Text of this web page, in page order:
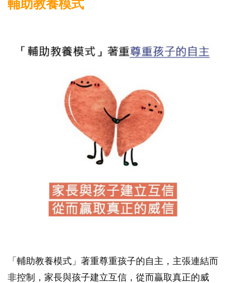
輔助教養模式
「輔助教養模式」著重尊重孩子的自主，主張連結而
非控制，家長與孩子建立互信，從而贏取真正的威